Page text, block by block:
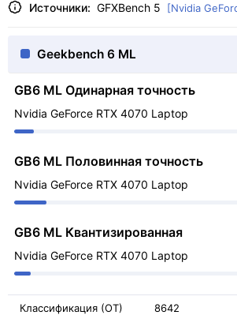
Источники: GFXBench 5 [Nvidia
Geekbench 6 ML
GB6 ML Одинарная точность
Nvidia GeForce RTX 4070 Laptop
GB6 ML Половинная точность
Nvidia GeForce RTX 4070 Laptop
GB6 ML Квантизированная
Nvidia GeForce RTX 4070 Laptop
Классификация (ОТ) 8642